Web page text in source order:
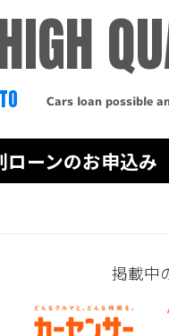
Cars loan possible
ローンのお申込み
掲載中